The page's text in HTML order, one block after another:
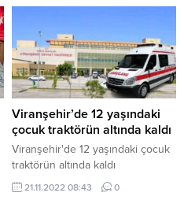
Viranşehir’de 12 yaşındaki
çocuk traktörün altında kaldı
Viranşehir'de 12 yaşındaki çocuk
traktörün altında kaldı
21.11.2022 08:43 0